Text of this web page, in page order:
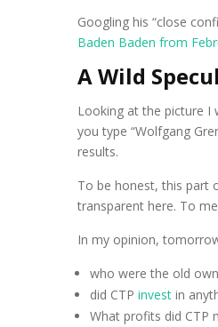
Googling his “close
Baden Baden from
A Wild
Looking at the picture I
you type “Wolfgang
results.
To be honest, this part
transparent here. To
In my opinion,
who were the old
did CTP invest in
What profits did CTP